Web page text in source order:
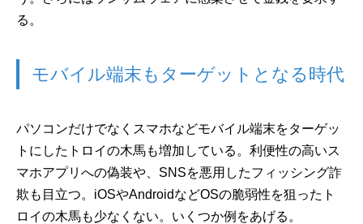
る。
モバイル端末もターゲットとなる時代
パソコンだけでなくスマホなどモバイル端末をターゲッ
トにしたトロイの木馬も増加している。利便性の高いス
マホアプリへの偽装や、SNSを悪用したフィッシング詐
欺も目立つ。iOSやAndroidなどOSの脆弱性を狙ったト
ロイの木馬も少なくない。いくつか例をあげる。